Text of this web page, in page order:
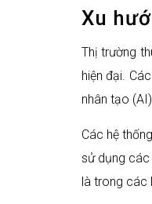
Xu
Thị trường
hiện đại.
nhân tạo
Các hệ
sử dụng các
là trong các